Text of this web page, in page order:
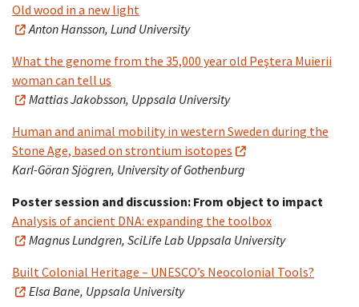
Old wood in a new light
Anton Hansson, Lund University
What the genome from the 35,000 year old Peştera Muierii
woman can tell us
Mattias Jakobsson, Uppsala University
Human and animal mobility in western Sweden during the
Stone Age, based on strontium isotopes
Karl-Göran Sjögren, University of Gothenburg
Poster session and discussion: From object to impact
Analysis of ancient DNA: expanding the toolbox
Magnus Lundgren, SciLife Lab Uppsala University
Built Colonial Heritage – UNESCO’s Neocolonial Tools?
Elsa Bane, Uppsala University